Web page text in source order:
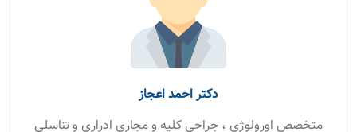
دکتر احمد اعجاز
متخصص اورولوژی ، جراحی کلیه و مجاری ادراری و تناسلی